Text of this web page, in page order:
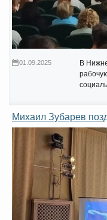
01.09.2025
В
Михаил Зубарев